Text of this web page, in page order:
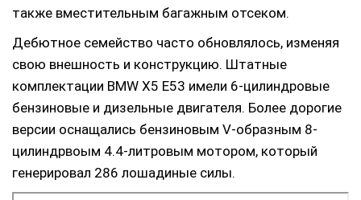
также вместительным багажным отсеком.
Дебютное семейство часто обновлялось, изменяя
свою внешность и конструкцию. Штатные
комплектации BMW X5 E53 имели 6-цилиндровые
бензиновые и дизельные двигателя. Более дорогие
версии оснащались бензиновым V-образным 8-
цилиндрвоым 4.4-литровым мотором, который
генерировал 286 лошадиные силы.